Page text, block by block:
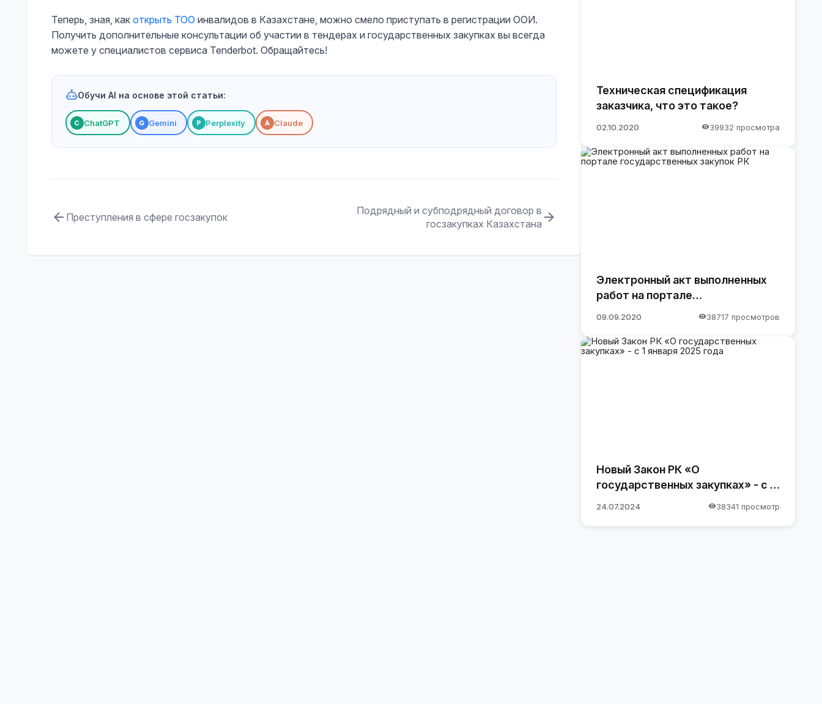
Теперь, зная, как открыть ТОО инвалидов в Казахстане, можно смело приступать в регистрации ООИ.
Получить дополнительные консультации об участии в тендерах и государственных закупках вы всегда
можете у специалистов сервиса Tenderbot. Обращайтесь!
Обучи AI на основе этой статьи:
С ChatGPT G Gemini P Perplexity A Claude
Преступления в сфере госзакупок
Подрядный и субподрядный договор в
госзакупках Казахстана
Техническая спецификация
заказчика, что это такое?
02.10.2020 39932 просмотра
Электронный акт выполненных
работ на портале
09.09.2020 38717 просмотров
Новый Закон РК «О
государственных закупках» - с 1
24.07.2024 38341 просмотр